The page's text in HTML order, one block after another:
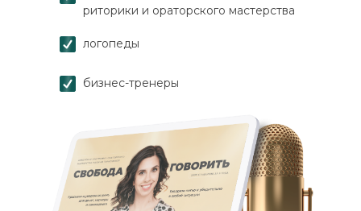
риторики и ораторского мастерства
логопеды
бизнес-тренеры